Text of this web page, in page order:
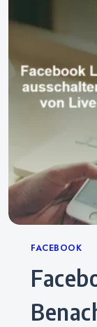
Categories
FACEBOOK
Facebook Live Video